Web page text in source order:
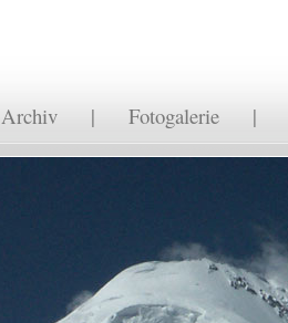
Archiv | Fotogalerie